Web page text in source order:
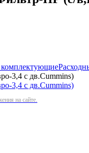
комплектующие
3,4 с дв.Cummins)
на сайте.